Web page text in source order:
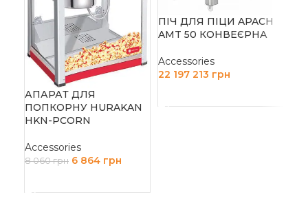
АПАРАТ ДЛЯ
ПОПКОРНУ HURAKAN
HKN-PCORN
Accessories
8 060грн 6 864 грн
ПІЧ ДЛЯ ПІЦИ APACH
AMT 50 КОНВЕЄРНА
Accessories
22 197 213 грн